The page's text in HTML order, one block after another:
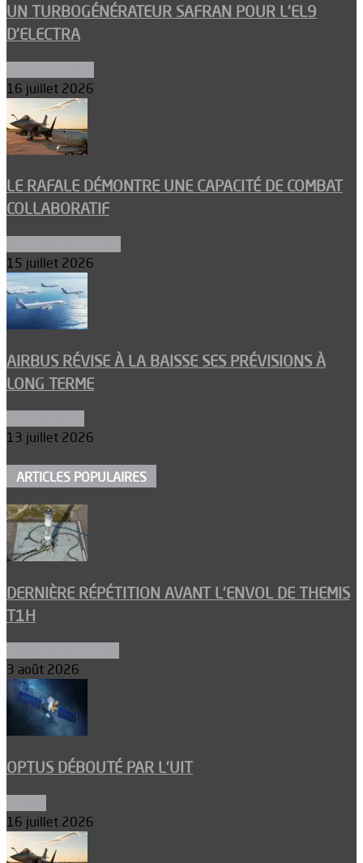
UN TURBOGÉNÉRATEUR SAFRAN POUR L’EL9
D’ELECTRA
16 juillet 2026
LE RAFALE DÉMONTRE UNE CAPACITÉ DE COMBAT
COLLABORATIF
15 juillet 2026
AIRBUS RÉVISE À LA BAISSE SES PRÉVISIONS À
LONG TERME
13 juillet 2026
ARTICLES POPULAIRES
DERNIÈRE RÉPÉTITION AVANT L’ENVOL DE THEMIS
T1H
3 août 2026
OPTUS DÉBOUTÉ PAR L’UIT
16 juillet 2026